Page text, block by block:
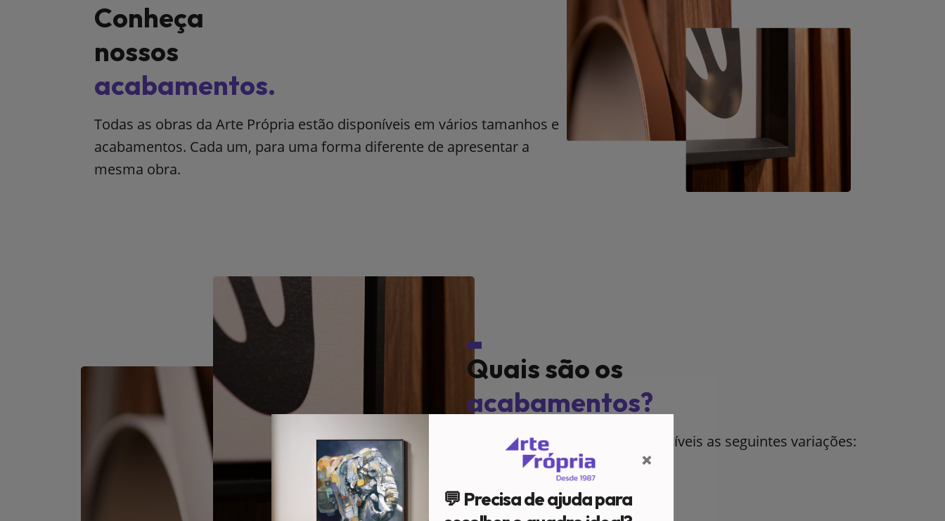
×
💬 Precisa de ajuda para
Conheça
nossos
acabamentos.
Todas as obras da Arte Própria estão disponíveis em vários tamanhos e
acabamentos. Cada um, para uma forma diferente de apresentar a
mesma obra.
Quais são os
acabamentos?
Em nosso acervo, temos disponíveis as seguintes variações:
Impressão;
Cone c/ vidro;